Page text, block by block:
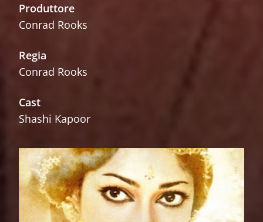
Produttore
Conrad Rooks
Regia
Conrad Rooks
Cast
Shashi Kapoor